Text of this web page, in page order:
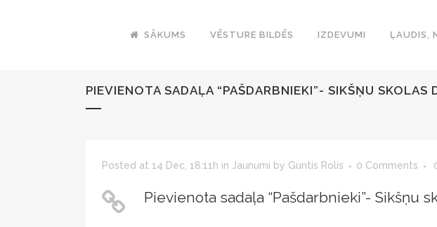
SĀKUMS VĒSTURE BILDĒS IZDEVUMI ĻAUDIS,
PIEVIENOTA SADAĻA “PAŠDARBNIEKI”- SIKŠŅU SKOLAS
Posted at 14 Dec, 18:11h in Jaunumi by Guntis Rolis 0 Comments
Pievienota sadaļa “Pašdarbnieki”- Sikšņu